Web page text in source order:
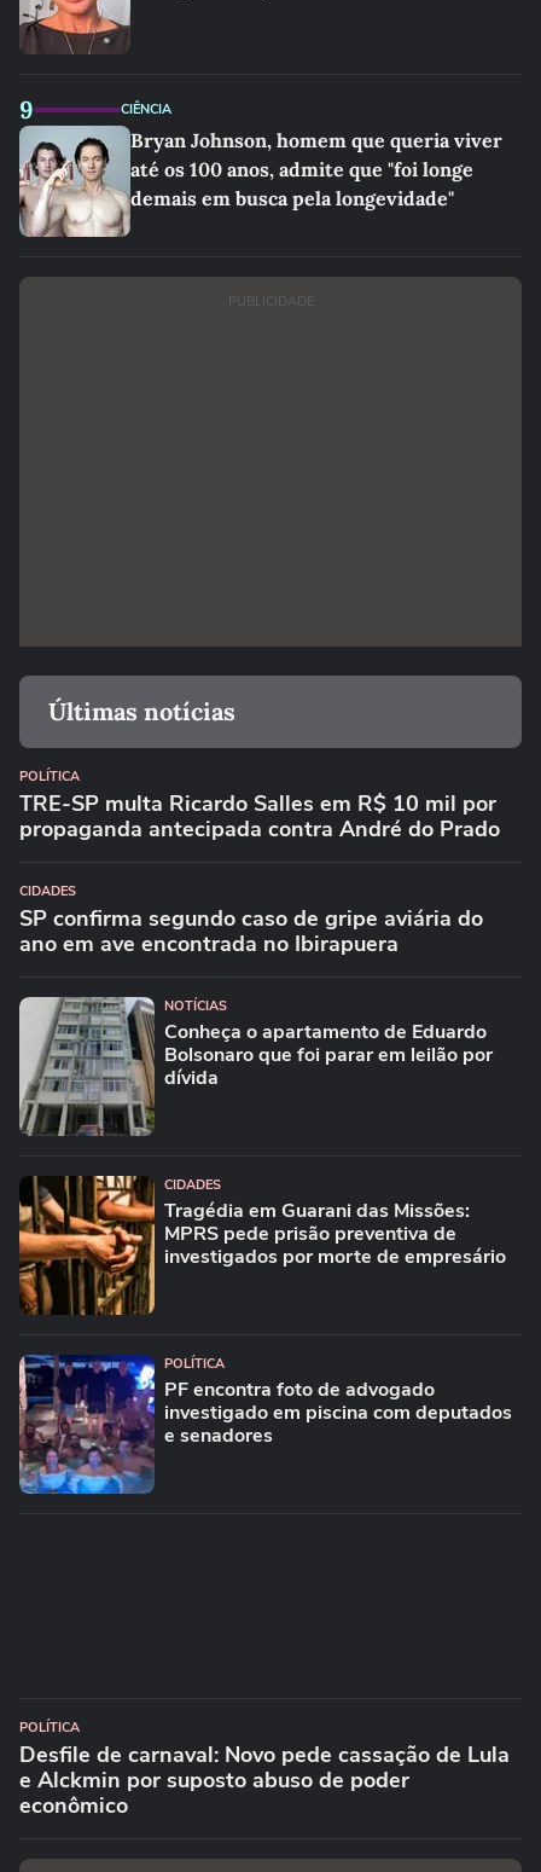
9 CIÊNCIA
Bryan Johnson, homem que queria viver
até os 100 anos, admite que "foi longe
demais em busca pela longevidade"
PUBLICIDADE
Últimas notícias
POLÍTICA
TRE-SP multa Ricardo Salles em R$ 10 mil por
propaganda antecipada contra André do Prado
CIDADES
SP confirma segundo caso de gripe aviária do
ano em ave encontrada no Ibirapuera
NOTÍCIAS
Conheça o apartamento de Eduardo
Bolsonaro que foi parar em leilão por
dívida
CIDADES
Tragédia em Guarani das Missões:
MPRS pede prisão preventiva de
investigados por morte de empresário
POLÍTICA
PF encontra foto de advogado
investigado em piscina com deputados
e senadores
POLÍTICA
Desfile de carnaval: Novo pede cassação de Lula
e Alckmin por suposto abuso de poder
econômico